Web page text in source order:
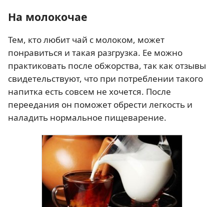
На молокочае
Тем, кто любит чай с молоком, может
понравиться и такая разгрузка. Ее можно
практиковать после обжорства, так как отзывы
свидетельствуют, что при потреблении такого
напитка есть совсем не хочется. После
переедания он поможет обрести легкость и
наладить нормальное пищеварение.